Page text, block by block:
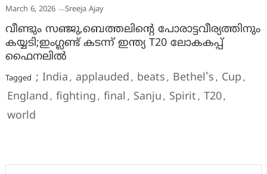
March 6, 2026 Sreeja Ajay
വീണ്ടും സഞ്ജു,ബെത്തലിൻ്റെ പോരാട്ടവീര്യത്തിനും
കയ്യടി;ഇംഗ്ലണ്ട് കടന്ന് ഇന്ത്യ T20 ലോകകപ്പ്
ഫൈനലിൽ
Tagged ; India , applauded , beats , Bethel's , Cup ,
England , fighting , final , Sanju , Spirit , T20,
world